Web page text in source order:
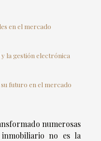
en el mercado
la gestión electrónica
futuro en el mercado
numerosas
no es la